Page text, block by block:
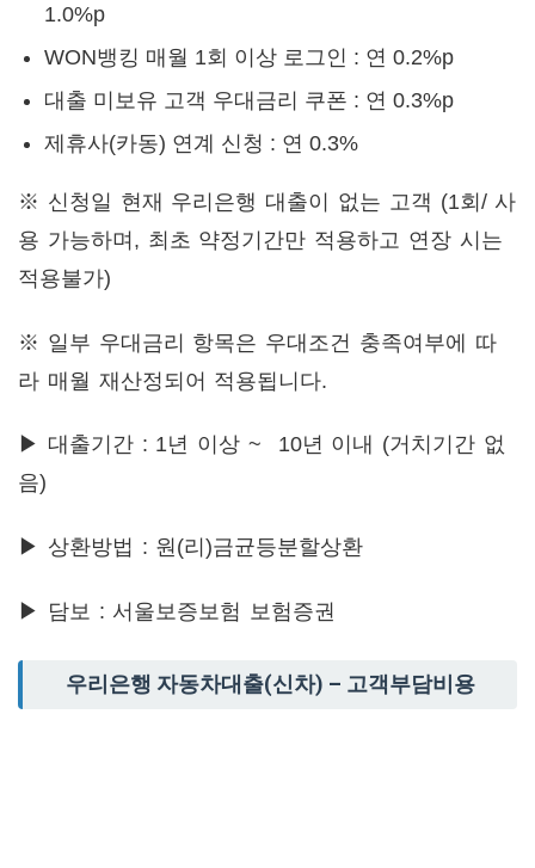
1.0%p
WON뱅킹 매월 1회 이상 로그인 : 연 0.2%p
대출 미보유 고객 우대금리 쿠폰 : 연 0.3%p
제휴사(카동) 연계 신청 : 연 0.3%
※ 신청일 현재 우리은행 대출이 없는 고객 (1회/ 사
용 가능하며, 최초 약정기간만 적용하고 연장 시는
적용불가)
※ 일부 우대금리 항목은 우대조건 충족여부에 따
라 매월 재산정되어 적용됩니다.
▶ 대출기간 : 1년 이상 ~ 10년 이내 (거치기간 없
음)
▶ 상환방법 : 원(리)금균등분할상환
▶ 담보 : 서울보증보험 보험증권
우리은행 자동차대출(신차) – 고객부담비용